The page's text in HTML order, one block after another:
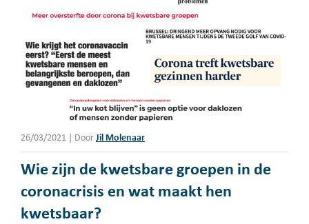
26/03/2021 Door Jil Molenaar
Wie zijn de kwetsbare groepen in de
coronacrisis en wat maakt hen
kwetsbaar?